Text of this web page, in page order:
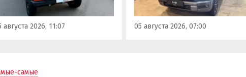
«Автоновости дня» в
регулярного мониторинга
листов LADA.
августа 2026, 11:07
100 тыс. рублей
узнали в ходе регулярного
мониторинга «Автоновости
05 августа 2026, 07:00
самые